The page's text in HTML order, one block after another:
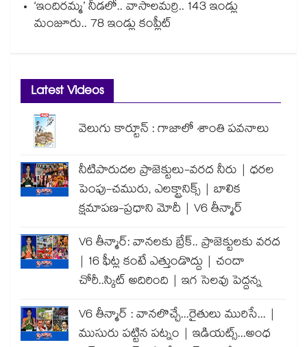
‘ఇందిరమ్మ’ నీడలో.. వాసాలమర్రి.. 143 ఇండ్లు
మంజూరు.. 78 ఇండ్లు కంప్లీట్
Latest Videos
వెలుగు కార్టూన్ : గాజాలో శాంతి పవనాలు
నీటిపారుదల ప్రాజెక్టులు-వరద నీరు | ధరల
పెంపు-చమురు, ఎలక్ట్రానిక్స్ | బాలిక
క్షమాపణ-ప్రధాని మోదీ | V6 తీన్మార్
V6 తీన్మార్: వానలకు బ్రేక్.. ప్రాజెక్టులకు వరద
| 16 ఫీట్ల కంటే ఎత్తుండొద్దు | చందా
చోరీ..స్కిట్ అదిరింది | ఇగ సెలవు పెద్దన్న
V6 తీన్మార్ : వానలొచ్చే...రైతులు మురిసే... |
ముసురు పట్టిన పట్నం | ఇడియట్స్...అంధ